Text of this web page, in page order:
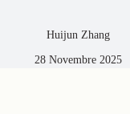
Huijun Zhang
28 Novembre 2025